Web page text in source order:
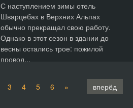
С наступлением зимы отель
Шварцебах в Верхних Альпах
обычно прекращал свою работу.
Однако в этот сезон в здании до
весны остались трое: пожилой
провод...
вперёд
3 4 5 6 »